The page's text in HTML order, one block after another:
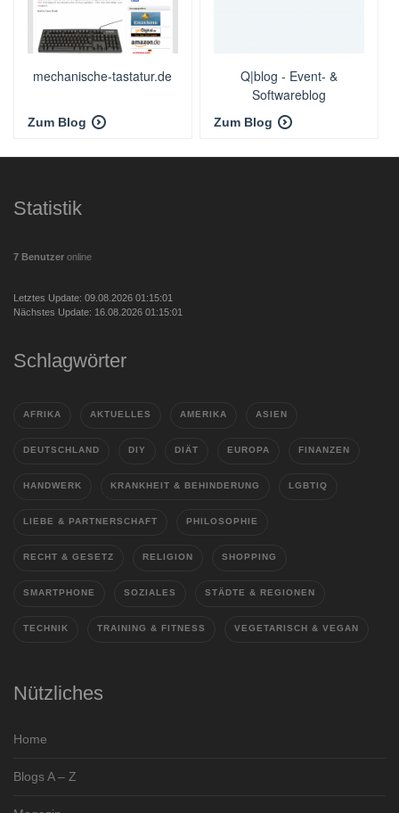
mechanische-tastatur.de
Zum Blog
Q|blog - Event- &
Softwareblog
Zum Blog
Statistik
7 Benutzer online
Letztes Update: 09.08.2026 01:15:01
Nächstes Update: 16.08.2026 01:15:01
Schlagwörter
AFRIKA AKTUELLES AMERIKA ASIEN
DEUTSCHLAND DIY DIÄT EUROPA FINANZEN
HANDWERK KRANKHEIT & BEHINDERUNG LGBTIQ
LIEBE & PARTNERSCHAFT PHILOSOPHIE
RECHT & GESETZ RELIGION SHOPPING
SMARTPHONE SOZIALES STÄDTE & REGIONEN
TECHNIK TRAINING & FITNESS VEGETARISCH & VEGAN
Nützliches
Home
Blogs A – Z